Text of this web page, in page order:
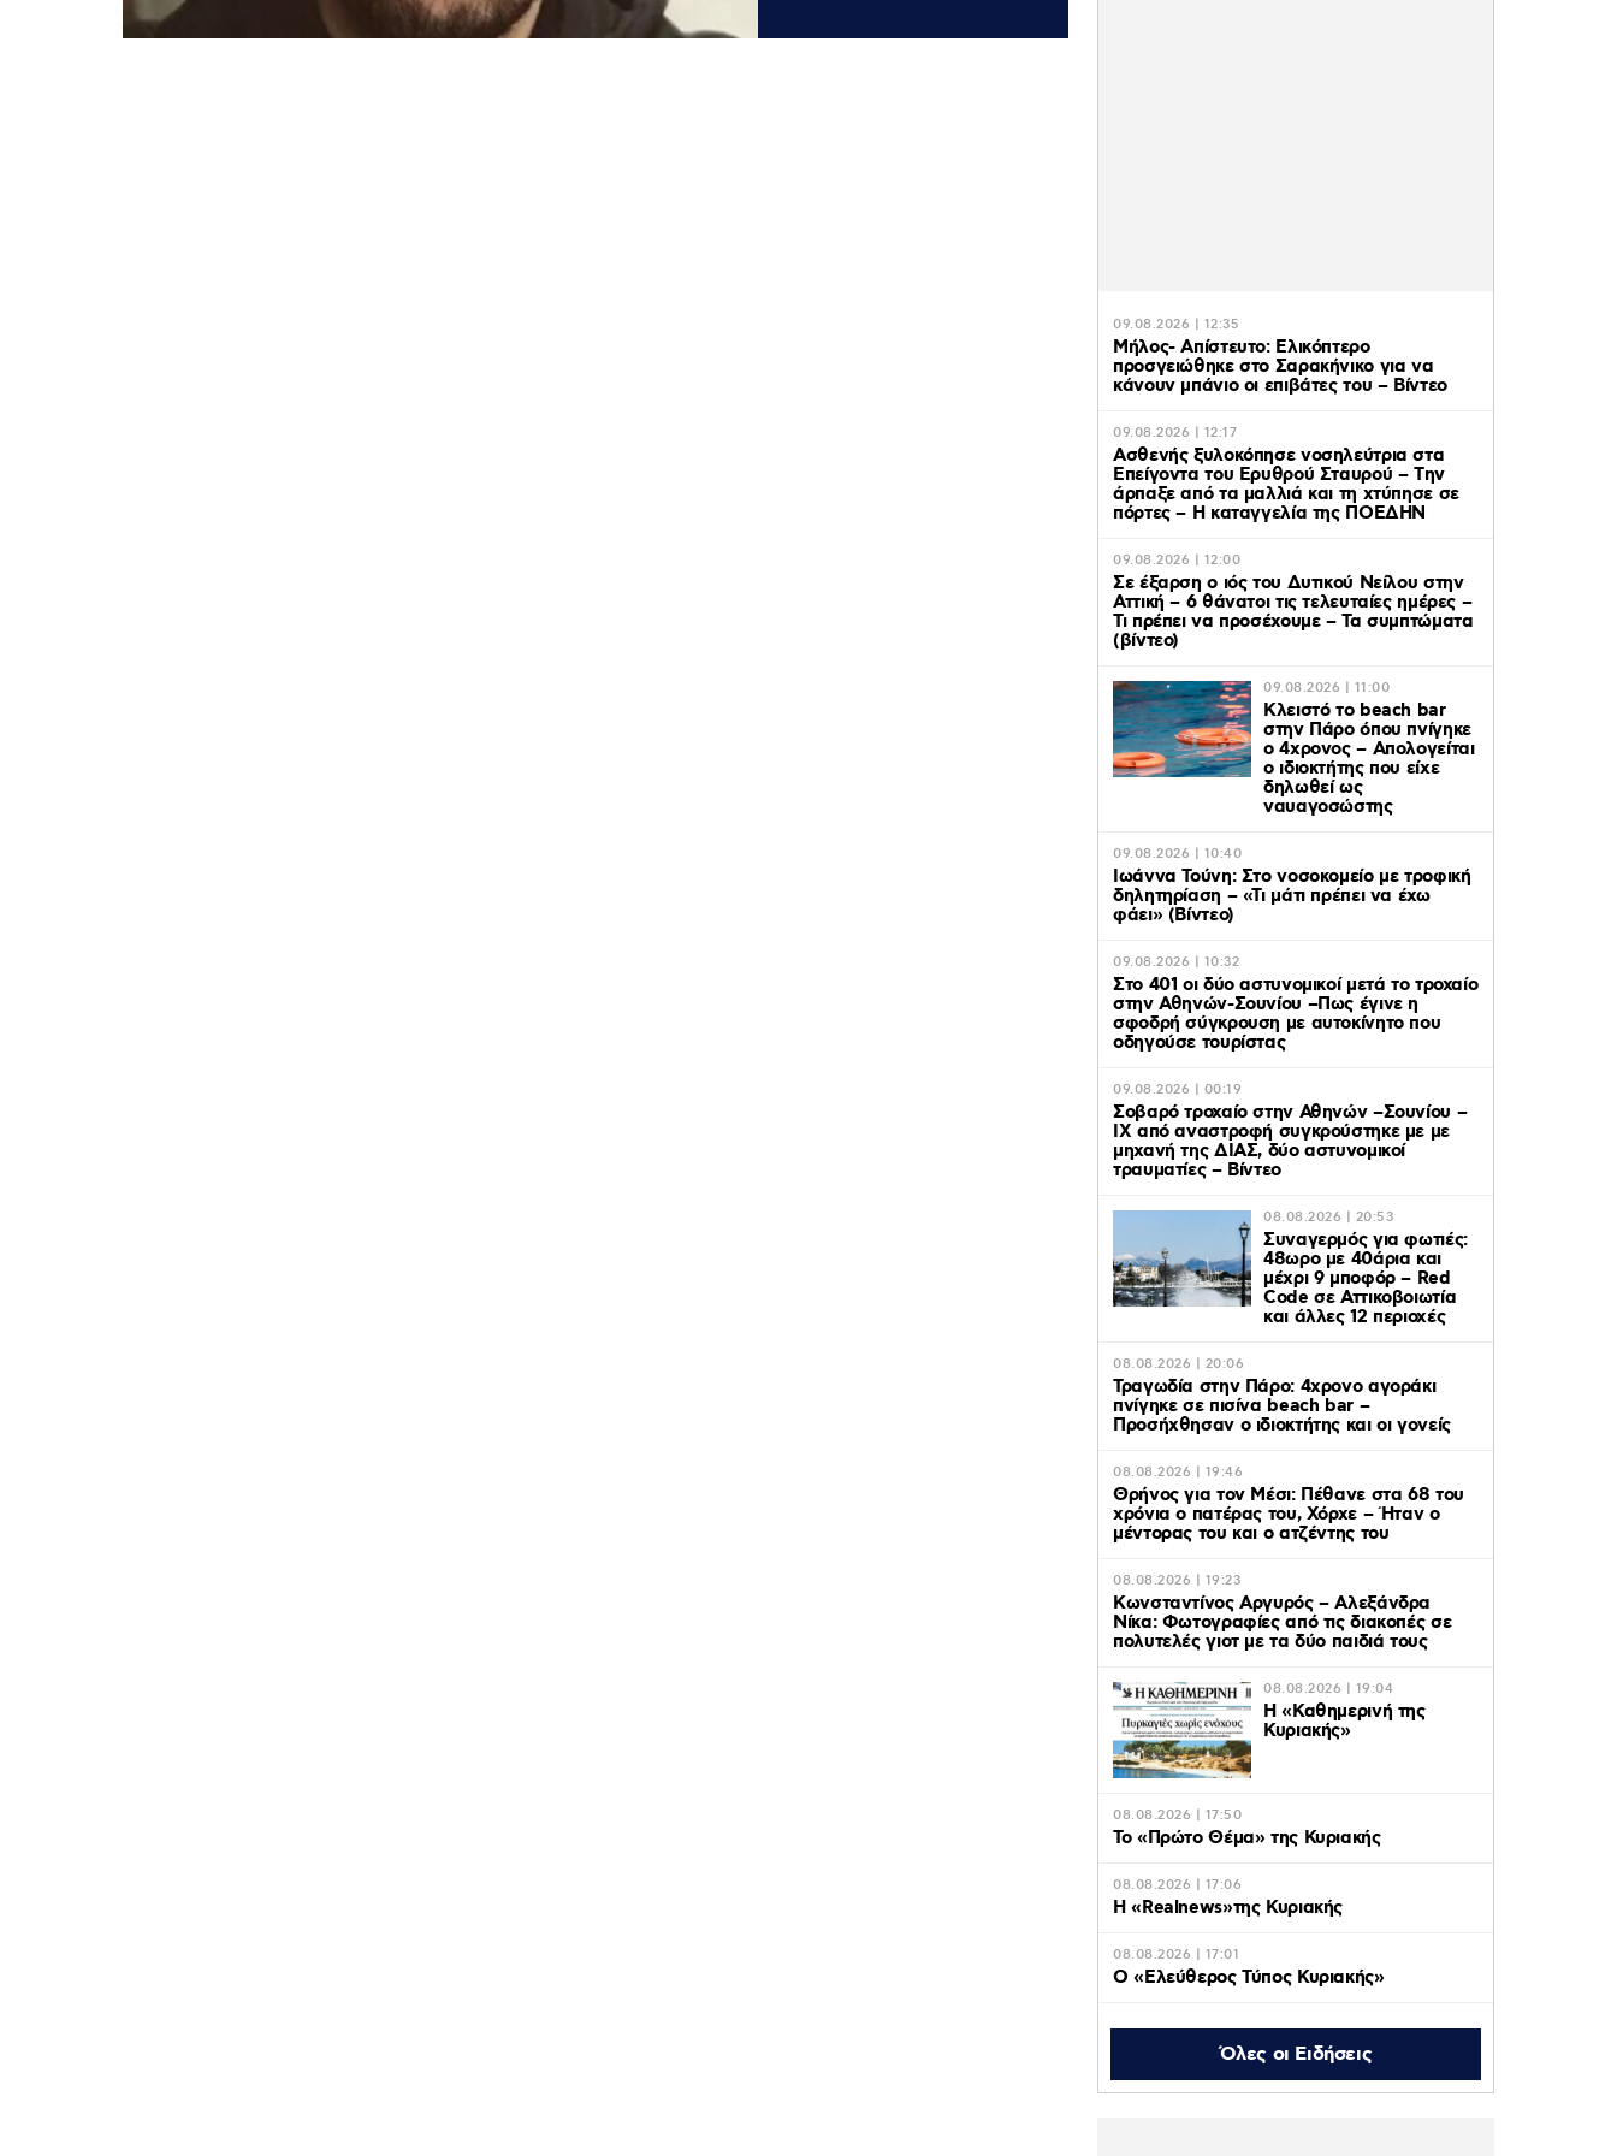
09.08.2026 | 12:35
Μήλος- Απίστευτο: Ελικόπτερο
προσγειώθηκε στο Σαρακήνικο για να
κάνουν μπάνιο οι επιβάτες του – Βίντεο
09.08.2026 | 12:17
Ασθενής ξυλοκόπησε νοσηλεύτρια στα
Επείγοντα του Ερυθρού Σταυρού – Tην
άρπαξε από τα μαλλιά και τη χτύπησε σε
πόρτες – Η καταγγελία της ΠΟΕΔΗΝ
09.08.2026 | 12:00
Σε έξαρση ο ιός του Δυτικού Νείλου στην
Αττική – 6 θάνατοι τις τελευταίες ημέρες –
Τι πρέπει να προσέχουμε – Τα συμπτώματα
(βίντεο)
09.08.2026 | 11:00
Κλειστό το beach bar
στην Πάρο όπου πνίγηκε
ο 4χρονος – Απολογείται
ο ιδιοκτήτης που είχε
δηλωθεί ως
ναυαγοσώστης
09.08.2026 | 10:40
Ιωάννα Τούνη: Στο νοσοκομείο με τροφική
δηλητηρίαση – «Τι μάτι πρέπει να έχω
φάει» (Βίντεο)
09.08.2026 | 10:32
Στο 401 οι δύο αστυνομικοί μετά το τροχαίο
στην Αθηνών-Σουνίου –Πως έγινε η
σφοδρή σύγκρουση με αυτοκίνητο που
οδηγούσε τουρίστας
09.08.2026 | 00:19
Σοβαρό τροχαίο στην Αθηνών –Σουνίου –
ΙΧ από αναστροφή συγκρούστηκε με με
μηχανή της ΔΙΑΣ, δύο αστυνομικοί
τραυματίες – Βίντεο
08.08.2026 | 20:53
Συναγερμός για φωτιές:
48ωρο με 40άρια και
μέχρι 9 μποφόρ – Red
Code σε Αττικοβοιωτία
και άλλες 12 περιοχές
08.08.2026 | 20:06
Τραγωδία στην Πάρο: 4χρονο αγοράκι
πνίγηκε σε πισίνα beach bar –
Προσήχθησαν ο ιδιοκτήτης και οι γονείς
08.08.2026 | 19:46
Θρήνος για τον Μέσι: Πέθανε στα 68 του
χρόνια ο πατέρας του, Χόρχε – Ήταν ο
μέντορας του και ο ατζέντης του
08.08.2026 | 19:23
Κωνσταντίνος Αργυρός – Αλεξάνδρα
Νίκα: Φωτογραφίες από τις διακοπές σε
πολυτελές γιοτ με τα δύο παιδιά τους
08.08.2026 | 19:04
H «Καθημερινή της
Κυριακής»
08.08.2026 | 17:50
Το «Πρώτο Θέμα» της Κυριακής
08.08.2026 | 17:06
Η «Realnews»της Κυριακής
08.08.2026 | 17:01
Ο «Eλεύθερος Τύπος Κυριακής»
08.08.2026 | 16:45
Το «Documento» της
Κυριακής
Όλες οι Ειδήσεις